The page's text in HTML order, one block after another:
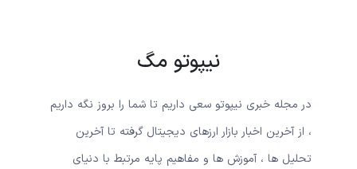
نیپوتو مگ
در مجله خبری نیپوتو سعی داریم تا شما را بروز نگه داریم
، از آخرین اخبار بازار ارزهای دیجیتال گرفته تا آخرین
تحلیل ها ، آموزش ها و مفاهیم پایه مرتبط با دنیای